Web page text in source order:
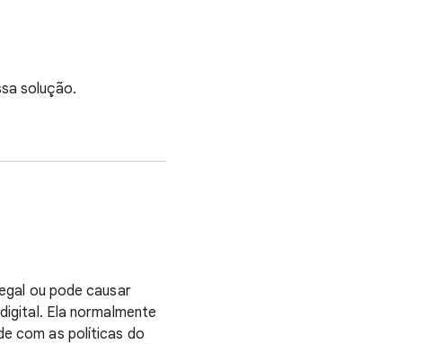
solução.
ou pode causar
Ela normalmente
com as políticas do